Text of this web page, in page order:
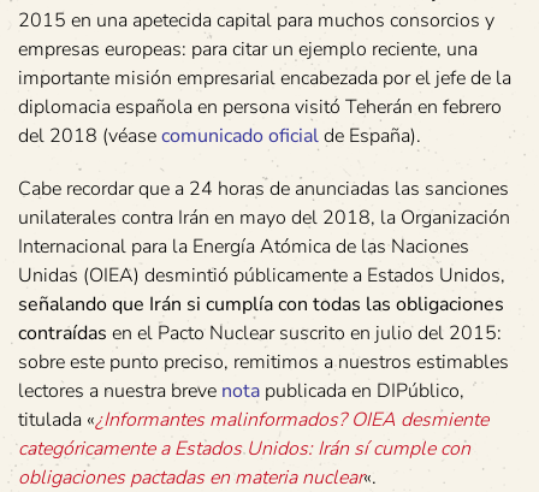
2015 en una apetecida capital para muchos consorcios y
empresas europeas: para citar un ejemplo reciente, una
importante misión empresarial encabezada por el jefe de la
diplomacia española en persona visitó Teherán en febrero
del 2018 (véasecomunicado oficialde España).
Cabe recordar que a 24 horas de anunciadas las sanciones
unilaterales contra Irán en mayo del 2018, la Organización
Internacional para la Energía Atómica de las Naciones
Unidas (OIEA) desmintió públicamente a Estados Unidos,
señalando que Irán si cumplía con todas las obligaciones
contraídas en el Pacto Nuclear suscrito en julio del 2015:
sobre este punto preciso, remitimos a nuestros estimables
lectores a nuestra breve nota publicada en DIPúblico,
titulada «¿Informantes malinformados? OIEA desmiente
categóricamente a Estados Unidos: Irán sí cumple con
obligaciones pactadas en materia nuclear«.